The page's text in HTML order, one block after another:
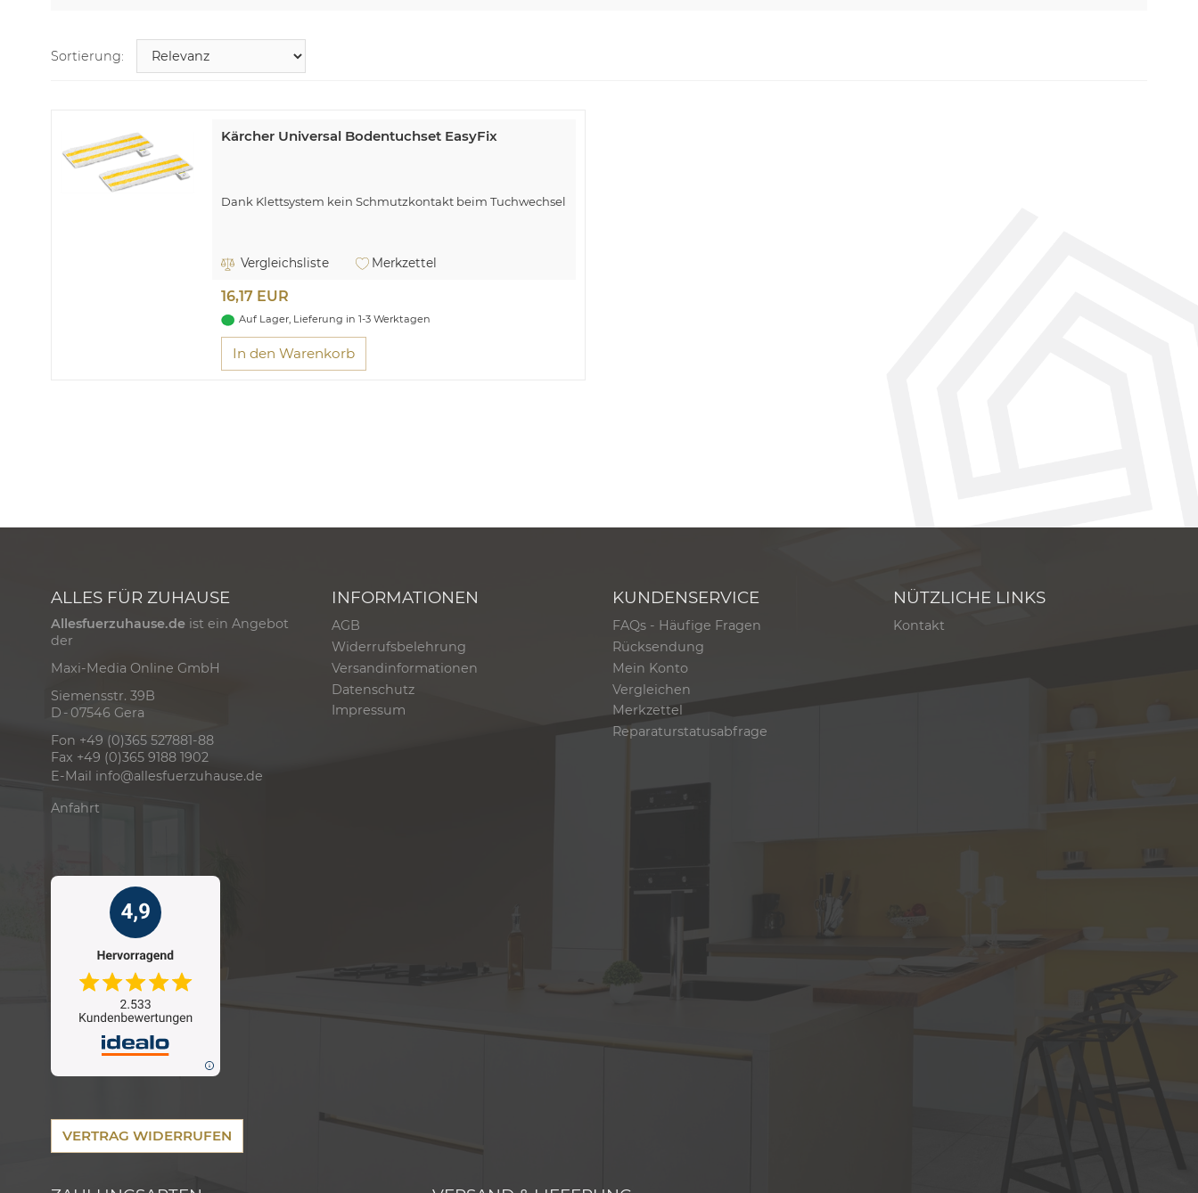
Sortierung:
Kärcher Universal Bodentuchset EasyFix
Dank Klettsystem kein Schmutzkontakt beim Tuchwechsel
Vergleichsliste Merkzettel
16,17 EUR
Auf Lager, Lieferung in 1-3 Werktagen
In den Warenkorb
ALLES FÜR ZUHAUSE
Allesfuerzuhause.de ist ein Angebot
der
Maxi-Media Online GmbH
Siemensstr. 39B
D - 07546 Gera
Fon +49 (0)365 527881-88
Fax +49 (0)365 9188 1902
E-Mail info@allesfuerzuhause.de
Anfahrt
INFORMATIONEN
AGB
Widerrufsbelehrung
Versandinformationen
Datenschutz
Impressum
KUNDENSERVICE
FAQs - Häufige Fragen
Rücksendung
Mein Konto
Vergleichen
Merkzettel
Reparaturstatusabfrage
NÜTZLICHE LINKS
Kontakt
VERTRAG WIDERRUFEN